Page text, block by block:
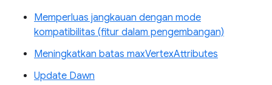
Memperluas jangkauan dengan mode
kompatibilitas (fitur dalam pengembangan)
Meningkatkan batas maxVertexAttributes
Update Dawn